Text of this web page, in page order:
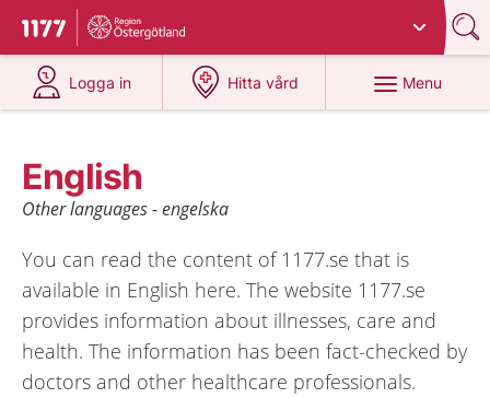
To start page for 1177
Du har valt region
Logga in
at 1177.se
Hitta vård
at 1177.se
Menu
English
Other languages - engelska
You can read the content of 1177.se that is
available in English here. The website 1177.se
provides information about illnesses, care and
health. The information has been fact-checked by
doctors and other healthcare professionals.